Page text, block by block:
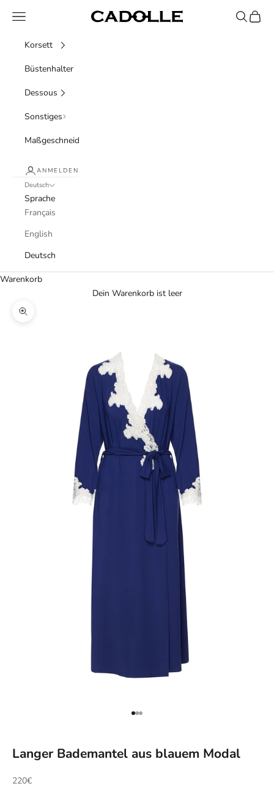
Cadolle
Menü Suchen
Korsett
Büstenhalter
Dessous
Sonstiges
Maßgeschneidert
ANMELDEN
Deutsch
Sprache
Français
English
Deutsch
Warenkorb
Dein Warenkorb ist leer
Bild vergrößern
Gehe zu Element 1
Gehe zu Element 2
Gehe zu Element 3
Langer Bademantel aus blauem Modal
Angebot
220€